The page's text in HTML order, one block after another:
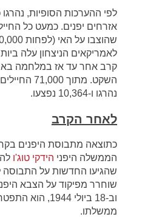
אזרחים יפנים. כמעט כל
לאמריקאים הניצחון עלה
קרב אחר עד אז במלחמה
נהרגו ו-10,364 נפצעו.
לאחר הקרב
כתוצאה מתבוסת היפנים
הממשלה היפני הידקי טוג'ו
שהגיעו החדשות על התבוסה
שוחרר מפיקוד על הצבא
וב-18 ביולי 1944,
ממשלתו.